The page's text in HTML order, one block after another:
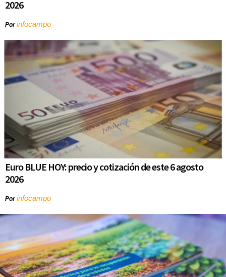
2026
Porinfocampo
Euro BLUE HOY: precio y cotización de este 6 agosto
2026
Porinfocampo